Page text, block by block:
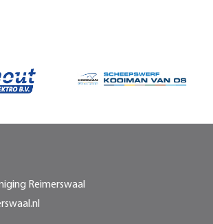
Reimerswaal